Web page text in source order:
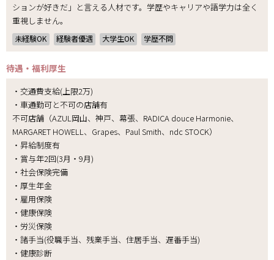
ションが好きだ」と言える人材です。学歴やキャリアや語学力は全く
重視しません。
未経験OK 経験者優遇 大学生OK 学歴不問
待遇・福利厚生
・交通費支給(上限2万)
・車通勤可と不可の店舗有
不可店舗（AZUL岡山、神戸、幕張、RADICA douce Harmonie、
MARGARET HOWELL、Grapes、Paul Smith、ndc STOCK）
・昇給制度有
・賞与年2回(3月・9月)
・社会保険完備
・厚生年金
・雇用保険
・健康保険
・労災保険
・諸手当(役職手当、残業手当、住居手当、遅番手当)
・健康診断